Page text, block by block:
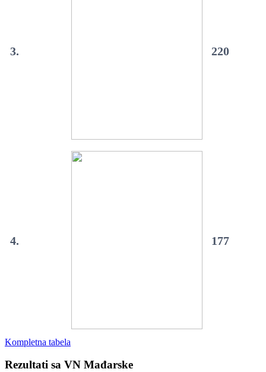
3. 220
4. 177
Kompletna tabela
Rezultati sa VN Mađarske